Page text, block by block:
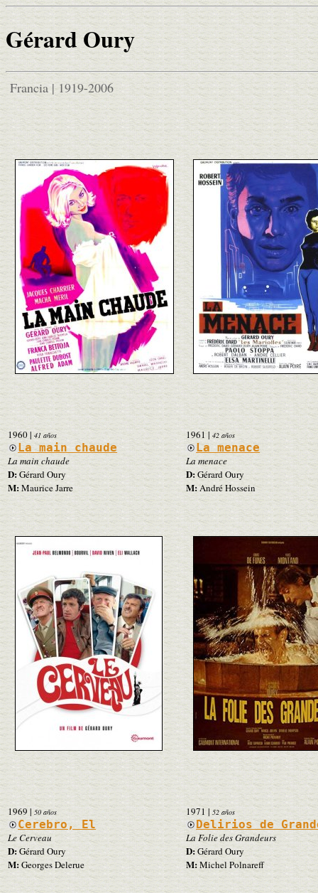
Gérard Oury
Francia | 1919-2006
1960| 41 años
La main chaude
La main chaude
D:Gérard Oury
M:Maurice Jarre
1961 | 42 años
La menace
La menace
D:Gérard Oury
M:André Hossein
1969 | 50 años
Cerebro, El
Le Cerveau
D:Gérard Oury
M: Georges Delerue
1971 | 52 años
Delirios de
La Folie des Grandeurs
D:Gérard Oury
M:Michel Polnareff